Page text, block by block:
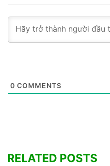
0 COMMENTS
RELATED POSTS